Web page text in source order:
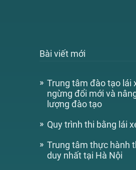
Bài viết mới
Trung tâm đào tạo lái
ngừng đổi mới và
lượng đào tạo
Quy trình thi bằng lái
Trung tâm thực hành
duy nhất tại Hà Nội